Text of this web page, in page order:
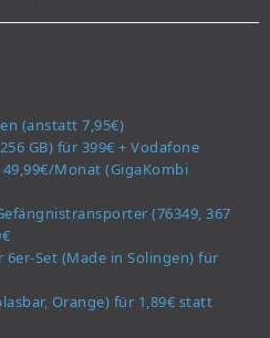
(anstatt 7,95€)
GB) für 399€ + Vodafone
Monat (GigaKombi
(76349, 367
6er-Set (Made in Solingen) für
Orange) für 1,89€ statt